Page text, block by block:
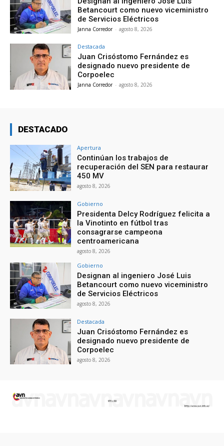
Betancourt como nuevo viceministro
de Servicios Eléctricos
Janna Corredor - agosto 8, 2026
Destacada
Juan Crisóstomo Fernández es
designado nuevo presidente de
Corpoelec
Janna Corredor - agosto 8, 2026
DESTACADO
Apertura
Continúan los trabajos de
recuperación del SEN para restaurar
450 MV
agosto 8, 2026
Gobierno
Presidenta Delcy Rodríguez felicita a
la Vinotinto en fútbol tras
consagrarse campeona
centroamericana
agosto 8, 2026
Gobierno
Designan al ingeniero José Luis
Betancourt como nuevo viceministro
de Servicios Eléctricos
agosto 8, 2026
Destacada
Juan Crisóstomo Fernández es
designado nuevo presidente de
Corpoelec
agosto 8, 2026